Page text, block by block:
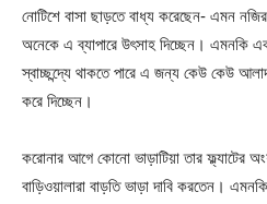
নোটিশে বাসা ছাড়তে বাধ্য করেছেন- এমন
অনেকে এ ব্যাপারে উৎসাহ দিচ্ছেন। এমনকি
স্বাচ্ছন্দ্যে থাকতে পারে এ জন্য কেউ কেউ
করে দিচ্ছেন।
করোনার আগে কোনো ভাড়াটিয়া তার ফ্ল্যাটের
বাড়িওয়ালারা বাড়তি ভাড়া দাবি করতেন।